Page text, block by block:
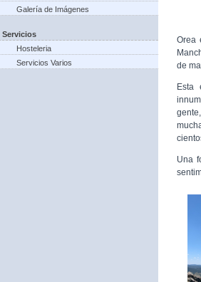
Galería de Imágenes
Servicios
Hosteleria
Servicios Varios
Orea
de
Esta
Una